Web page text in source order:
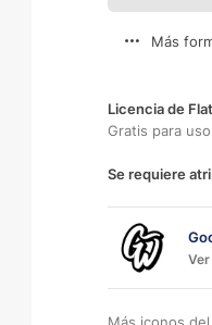
Más
Licencia de
Gratis para
Se requiere